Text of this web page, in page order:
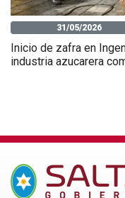
31/05/2026
Inicio de zafra en
industria azucarera